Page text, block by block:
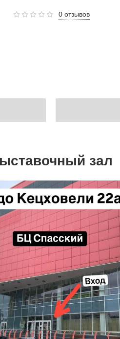
0 отзывов
зал